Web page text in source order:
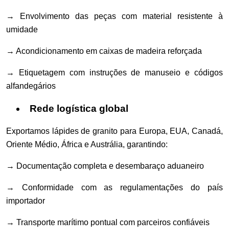
→ Envolvimento das peças com material resistente à
umidade
→ Acondicionamento em caixas de madeira reforçada
→ Etiquetagem com instruções de manuseio e códigos
alfandegários
Rede logística global
Exportamos lápides de granito para Europa, EUA, Canadá,
Oriente Médio, África e Austrália, garantindo:
→ Documentação completa e desembaraço aduaneiro
→ Conformidade com as regulamentações do país
importador
→ Transporte marítimo pontual com parceiros confiáveis